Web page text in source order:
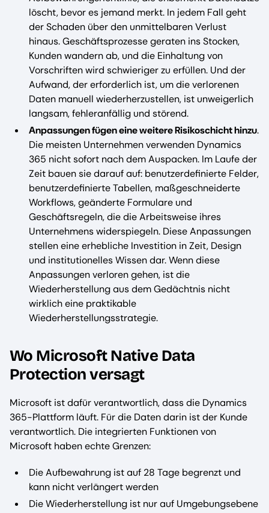
löscht, bevor es jemand merkt. In jedem Fall geht
der Schaden über den unmittelbaren Verlust
hinaus. Geschäftsprozesse geraten ins Stocken,
Kunden wandern ab, und die Einhaltung von
Vorschriften wird schwieriger zu erfüllen. Und der
Aufwand, der erforderlich ist, um die verlorenen
Daten manuell wiederherzustellen, ist unweigerlich
langsam, fehleranfällig und störend.
Anpassungen fügen eine weitere Risikoschicht hinzu.
Die meisten Unternehmen verwenden Dynamics
365 nicht sofort nach dem Auspacken. Im Laufe der
Zeit bauen sie darauf auf: benutzerdefinierte Felder,
benutzerdefinierte Tabellen, maßgeschneiderte
Workflows, geänderte Formulare und
Geschäftsregeln, die die Arbeitsweise ihres
Unternehmens widerspiegeln. Diese Anpassungen
stellen eine erhebliche Investition in Zeit, Design
und institutionelles Wissen dar. Wenn diese
Anpassungen verloren gehen, ist die
Wiederherstellung aus dem Gedächtnis nicht
wirklich eine praktikable
Wiederherstellungsstrategie.
Wo Microsoft Native Data
Protection versagt
Microsoft ist dafür verantwortlich, dass die Dynamics
365-Plattform läuft. Für die Daten darin ist der Kunde
verantwortlich. Die integrierten Funktionen von
Microsoft haben echte Grenzen:
Die Aufbewahrung ist auf 28 Tage begrenzt und
kann nicht verlängert werden
Die Wiederherstellung ist nur auf Umgebungsebene